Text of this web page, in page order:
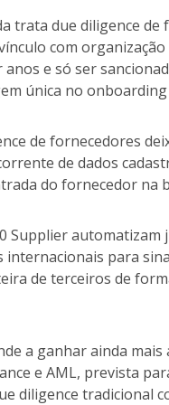
trata due diligence
com
e só ser
única no
de fornecedores
de dados
do fornecedor na
Supplier
internacionais para
de terceiros de
a ganhar ainda
e AML, prevista
diligence tradicional